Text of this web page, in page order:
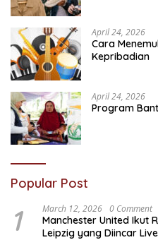
April 24, 2026
Cara
Kepribadian
April 24, 2026
Program
Popular Post
1 March 12, 2026 0 Comment
Manchester United Ikut
Leipzig yang Diincar